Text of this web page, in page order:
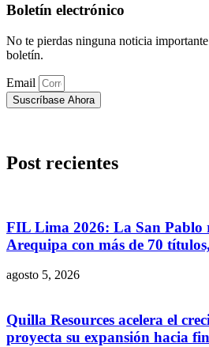
Boletín electrónico
No te pierdas ninguna noticia
boletín.
Email
Suscríbase Ahora
Post recientes
FIL Lima 2026: La San Pablo
Arequipa con más de 70 títulos,
agosto 5, 2026
Quilla Resources acelera el
proyecta su expansión hacia